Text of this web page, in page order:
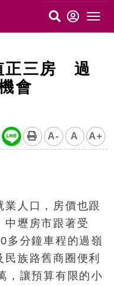
正三房 過
會
A- A A+
業人口，房價也跟
中壢房市跟著受
多分鐘車程的過嶺
族路舊商圈便利
，讓預算有限的小